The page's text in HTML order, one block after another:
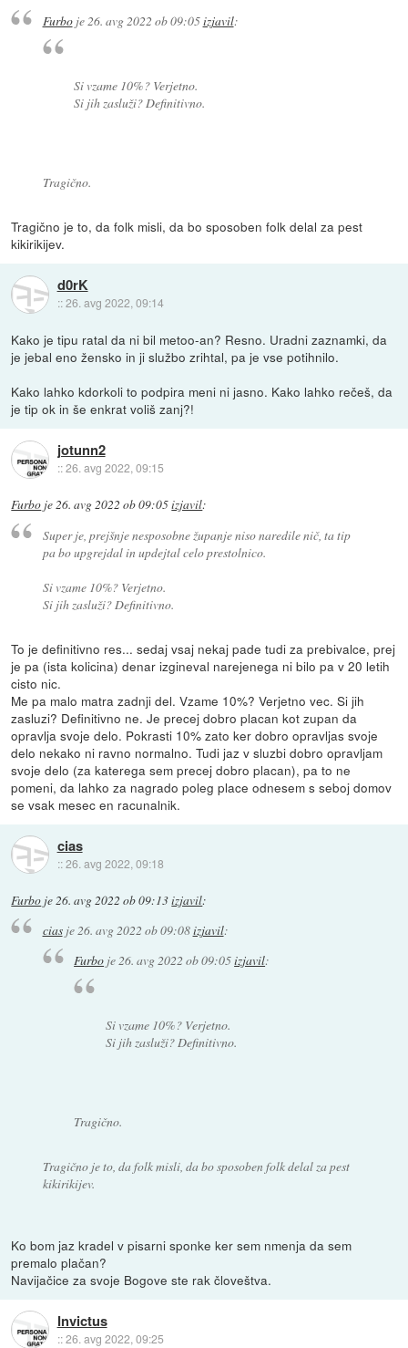
Furboje26. avg 2022 ob 09:05izjavil:
Si vzame 10%? Verjetno.
Si jih zasluži? Definitivno.
Tragično.
Tragično je to, da folk misli, da bo sposoben folk delal za pest
kikirikijev.
d0rK
::26. avg 2022, 09:14
Kako je tipu ratal da ni bil metoo-an? Resno. Uradni zaznamki, da
je jebal eno žensko in ji službo zrihtal, pa je vse potihnilo.
Kako lahko kdorkoli to podpira meni ni jasno. Kako lahko rečeš, da
je tip ok in še enkrat voliš zanj?!
jotunn2
::26. avg 2022, 09:15
Furbo je26. avg 2022 ob 09:05izjavil:
Super je, prejšnje nesposobne županje niso naredile nič, ta tip
pa bo upgrejdal in updejtal celo prestolnico.
Si vzame 10%? Verjetno.
Si jih zasluži? Definitivno.
To je definitivno res... sedaj vsaj nekaj pade tudi za prebivalce, prej
je pa (ista kolicina) denar izgineval narejenega ni bilo pa v 20 letih
cisto nic.
Me pa malo matra zadnji del. Vzame 10%? Verjetno vec. Si jih
zasluzi? Definitivno ne. Je precej dobro placan kot zupan da
opravlja svoje delo. Pokrasti 10% zato ker dobro opravljas svoje
delo nekako ni ravno normalno. Tudi jaz v sluzbi dobro opravljam
svoje delo (za katerega sem precej dobro placan), pa to ne
pomeni, da lahko za nagrado poleg place odnesem s seboj domov
se vsak mesec en racunalnik.
cias
::26. avg 2022, 09:18
Furbo je 26. avg 2022 ob 09:13izjavil:
ciasje26. avg 2022 ob 09:08izjavil:
Furbo je 26. avg 2022 ob 09:05izjavil:
Si vzame 10%? Verjetno.
Si jih zasluži? Definitivno.
Tragično.
Tragično je to, da folk misli, da bo sposoben folk delal za pest
kikirikijev.
Ko bom jaz kradel v pisarni sponke ker sem nmenja da sem
premalo plačan?
Navijačice za svoje Bogove ste rak človeštva.
Invictus
::26. avg 2022, 09:25